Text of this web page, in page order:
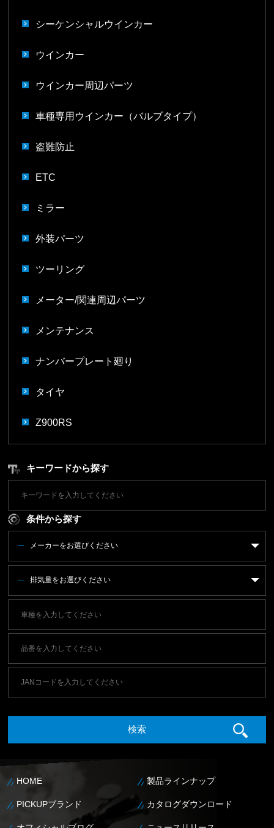
シーケンシャルウインカー
ウインカー
ウインカー周辺パーツ
車種専用ウインカー（バルブタイプ）
盗難防止
ETC
ミラー
外装パーツ
ツーリング
メーター/関連周辺パーツ
メンテナンス
ナンバープレート廻り
タイヤ
Z900RS
キーワードから探す
条件から探す
メーカーをお選びください
排気量をお選びください
HOME 製品ラインナップ
PICKUPブランド カタログダウンロード